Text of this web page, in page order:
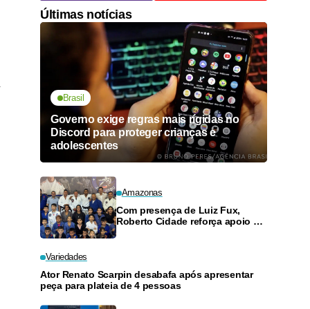
Últimas notícias
Brasil
Governo exige regras mais rígidas no
Discord para proteger crianças e
adolescentes
Amazonas
Com presença de Luiz Fux,
Roberto Cidade reforça apoio a
Variedades
Ator Renato Scarpin desabafa após apresentar
peça para plateia de 4 pessoas